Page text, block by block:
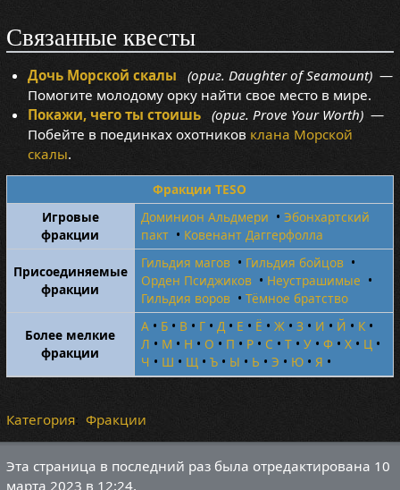
Связанные квесты
Дочь Морской скалы (ориг. Daughter of Seamount) —
Помогите молодому орку найти свое место в мире.
Покажи, чего ты стоишь (ориг. Prove Your Worth) —
Побейте в поединках охотников клана Морской
скалы.
Фракции TESO
Игровые
фракции
Доминион Альдмери • Эбонхартский
пакт• Ковенант Даггерфолла
Присоединяемые
фракции
Гильдия магов• Гильдия бойцов•
Орден Псиджиков• Неустрашимые •
Гильдия воров• Тёмное братство
Более мелкие
фракции
А• Б• В • Г• Д• Е • Ё • Ж• З• И • Й • К•
Л • М • Н • О • П • Р• С • Т• У• Ф• Х• Ц•
Ч • Ш • Щ• Ъ• Ы • Ь • Э • Ю• Я •
Категория: Фракции
Эта страница в последний раз была отредактирована 10
марта 2023 в 12:24.